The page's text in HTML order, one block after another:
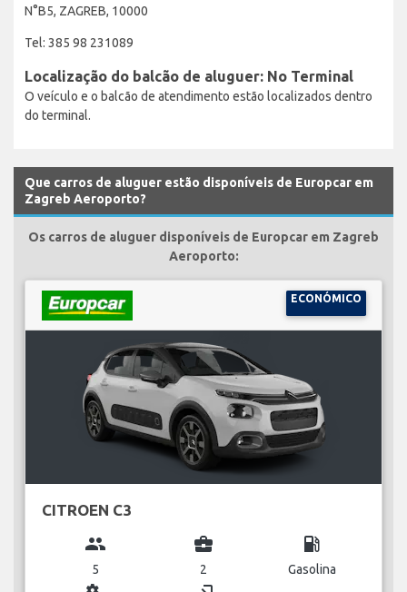
N°B5, ZAGREB, 10000
Tel: 385 98 231089
Localização do balcão de aluguer: No Terminal
O veículo e o balcão de atendimento estão localizados dentro
do terminal.
Que carros de aluguer estão disponíveis de Europcar em
Zagreb Aeroporto?
Os carros de aluguer disponíveis de Europcar em Zagreb
Aeroporto:
ECONÓMICO
CITROEN C3
group
5
business_center
2
local_gas_station
Gasolina